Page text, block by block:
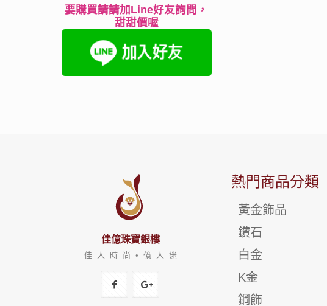
要購買請請加Line好友詢問，
甜甜價喔
佳億珠寶銀樓
佳 人 時 尚 • 億 人 迷
熱門商品分類
黃金飾品
鑽石
白金
K金
鋼飾